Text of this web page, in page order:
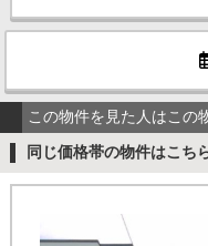
この物件を見た人はこの
同じ価格帯の物件はこち